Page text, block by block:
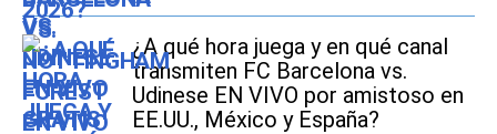
¿A qué hora juega y en qué canal
transmiten FC Barcelona vs.
Udinese EN VIVO por amistoso en
EE.UU., México y España?